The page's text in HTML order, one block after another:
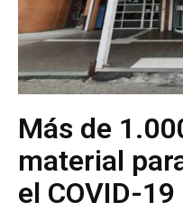
Más de
material
el COVID-19